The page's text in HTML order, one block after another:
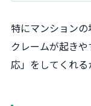
特にマンション
クレームが起き
応」をしてくれる